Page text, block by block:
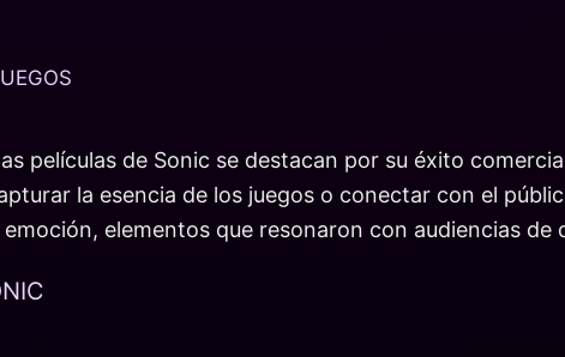
películas de Sonic se destacan por su éxito
la esencia de los juegos o conectar con el
elementos que resonaron con audiencias de